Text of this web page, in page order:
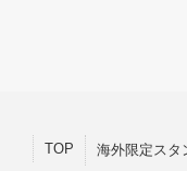
TOP 海外限定スタ